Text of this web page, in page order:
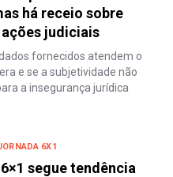
há receio sobre
judiciais
fornecidos atendem o
e se a subjetividade não
a insegurança jurídica
6X1
segue tendência